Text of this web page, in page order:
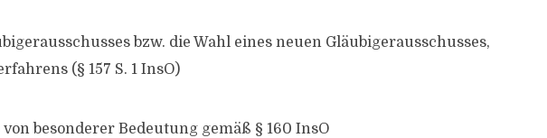
bzw. die Wahl eines neuen Gläubigerausschusses,
(§ 157 S. 1 InsO)
besonderer Bedeutung gemäß § 160 InsO